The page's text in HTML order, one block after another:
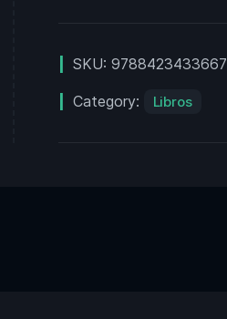
SKU: 9788423433667
Category: Libros